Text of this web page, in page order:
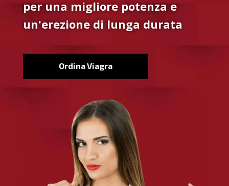
per una migliore potenza e
un'erezione di lunga durata
Ordina Viagra